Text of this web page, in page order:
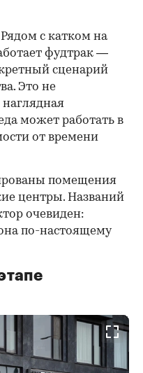
с катком на
фудтрак —
сценарий
Это не
может работать в
от времени
помещения
центры. Названий
очевиден:
по-настоящему